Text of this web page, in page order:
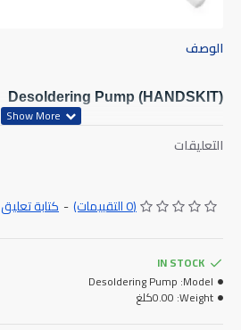
الوصف
Desoldering Pump (HANDSKIT)
التعليقات
(0 التقييمات) - كتابة تعليق
IN STOCK
Model:
Desoldering Pump
Weight: 0.00كلغ